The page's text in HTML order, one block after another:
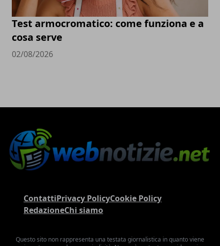
Test armocromatico: come funziona e a
cosa serve
02/08/2026
ContattiPrivacy PolicyCookie Policy
RedazioneChi siamo
Questo sito non rappresenta una testata giornalistica in quanto viene